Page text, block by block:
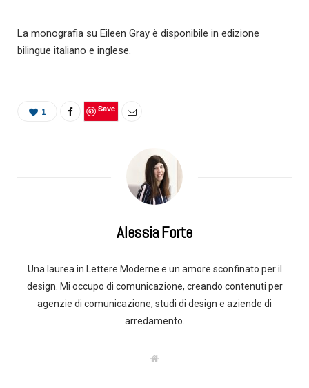
La monografia su Eileen Gray è disponibile in edizione
bilingue italiano e inglese.
1 Save
Alessia Forte
Una laurea in Lettere Moderne e un amore sconfinato per il
design. Mi occupo di comunicazione, creando contenuti per
agenzie di comunicazione, studi di design e aziende di
arredamento.
W